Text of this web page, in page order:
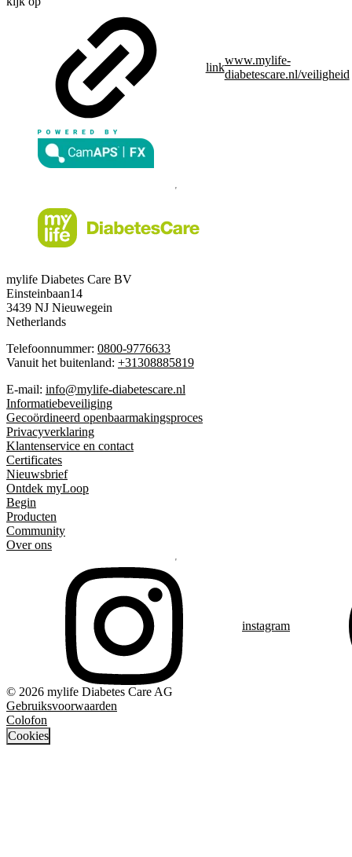
link
www.mylife-
diabetescare.nl/veiligheid
mylife Diabetes Care BV
Einsteinbaan14
3439 NJ Nieuwegein
Netherlands
Telefoonnummer: 0800-9776633
Vanuit het buitenland: +31308885819
E-mail: info@mylife-diabetescare.nl
Informatiebeveiliging
Gecoördineerd openbaarmakingsproces
Privacyverklaring
Klantenservice en contact
Certificates
Nieuwsbrief
Ontdek myLoop
Begin
Producten
Community
Over ons
instagram
© 2026 mylife Diabetes Care AG
Gebruiksvoorwaarden
Colofon
Cookies